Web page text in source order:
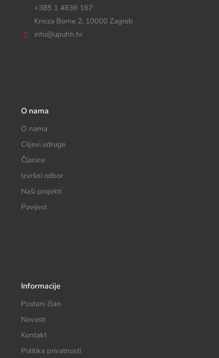
+385 1 4836 167
Kneza Borne 2, 10000 Zagreb
info@upuhh.hr
O nama
O nama
Ciljevi udruge
Članice
Izvršni odbor
Naši projekti
Povijest
Informacije
Postani član
Novosti
Kontakt
Politika privatnosti